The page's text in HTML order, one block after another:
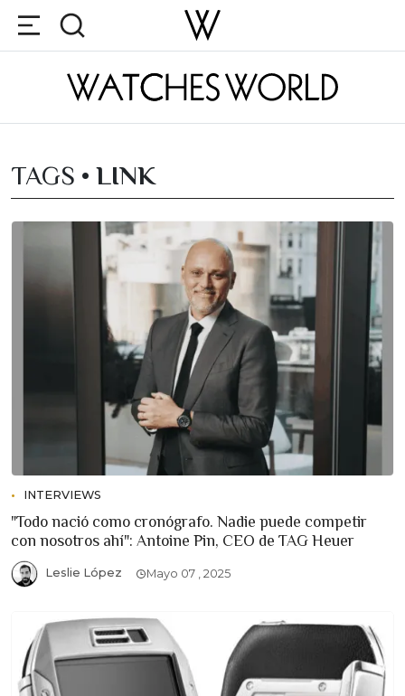
TAGS • LINK
INTERVIEWS
"Todo nació como cronógrafo. Nadie puede competir
con nosotros ahí": Antoine Pin, CEO de TAG Heuer
Leslie López Mayo 07 , 2025